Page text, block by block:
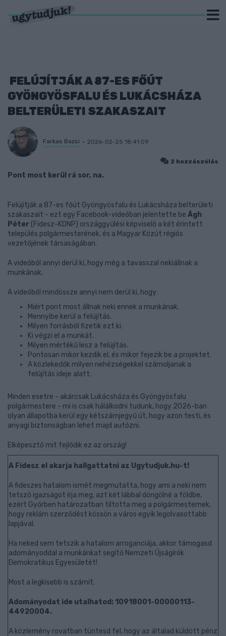
FELÚJÍTJÁK A 87-ES FŐÚT
GYÖNGYÖSFALU ÉS LUKÁCSHÁZA
BELTERÜLETI SZAKASZAIT
Farkas Bazsi 2026-02-25 18:41:09
2 hozzászólás
Pont most kerül rá sor, na.
Felújítják a 87-es főút Gyöngyösfalu és Lukácsháza belterületi
szakaszait - ezt egy Facebook-videóban jelentette be Ágh
Péter (Fidesz-KDNP) országgyűlési képviselő a két érintett
település polgármesterének, és a Magyar Közút régiós
vezetőjének társaságában.
A videóból annyi derül ki, hogy még a tavasszal nekiállnak a
munkának.
A videóból mindössze annyi nem derül ki, hogy:
Miért pont most állnak neki ennek a munkának.
Mennyibe kerül a felújítás.
Milyen forrásból fizetik ezt ki.
Ki végzi el a munkát.
Milyen mértékű lesz a felújítás.
Pontosan mikor kezdik el, és mikor fejezik be a projektet.
A közlekedők milyen nehézségekkel számoljanak a
felújítás ideje alatt.
Minden esetre - akárcsak Lukácsháza és Gyöngyösfalu
polgármestere - mi is csak hálálkodni tudunk, hogy 2026-ban
olyan állapotba kerül egy kétszámjegyű út, hogy azon testi, és
anyagi biztonságban lehet majd autózni.
Elképesztő mit fejlődik ez az ország!
A Fidesz el akarja hallgattatni az Ugytudjuk.hu-t!
A fideszes hatalom ismét megmutatta, hogy ami a neki nem
tetsző igazságot írja meg, azt két lábbal döngölné a földbe,
ezért Győrben határozatban tiltotta meg a polgármesternek,
hogy reklám szerződést kössön a város egyik legolvasottabb
lapjával.
Ha neked sem tetszik a hatalom arroganciája, akkor támogasd
adományoddal a munkánkat segítő Nemzeti Újságírók
Demokratikus Egyesületét!
Most a legkisebb is számít.
Adományodat ide utalhatod: 10918001-00000113-
44920004.
A közlemény rovatban tüntesd fel, hogy az általad küldött pénz